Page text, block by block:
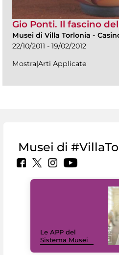
Gio Ponti. Il fascino
Musei di Villa Torlonia -
22/10/2011 - 19/02/2012
Mostra|Arti Applicate
Musei di
Le APP del
Sistema Musei